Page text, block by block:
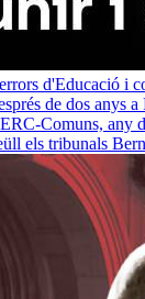
d'Educació i
de dos anys a
Comuns, any
els tribunals